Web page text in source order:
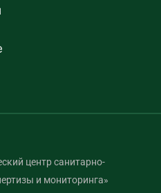
центр санитарно-
и мониторинга»